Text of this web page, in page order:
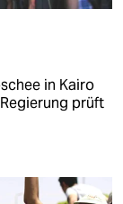
in Kairo
prüft